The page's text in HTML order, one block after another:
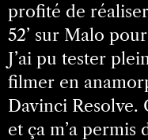
profité de
52’ sur Malo
J’ai pu tester
filmer en
Davinci Resolve.
et ça m’a permis